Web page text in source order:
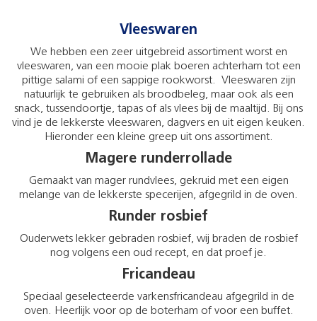
Vleeswaren
We hebben een zeer uitgebreid assortiment worst en
vleeswaren, van een mooie plak boeren achterham tot een
pittige salami of een sappige rookworst. Vleeswaren zijn
natuurlijk te gebruiken als broodbeleg, maar ook als een
snack, tussendoortje, tapas of als vlees bij de maaltijd. Bij ons
vind je de lekkerste vleeswaren, dagvers en uit eigen keuken.
Hieronder een kleine greep uit ons assortiment.
Magere runderrollade
Gemaakt van mager rundvlees, gekruid met een eigen
melange van de lekkerste specerijen, afgegrild in de oven.
Runder rosbief
Ouderwets lekker gebraden rosbief, wij braden de rosbief
nog volgens een oud recept, en dat proef je.
Fricandeau
Speciaal geselecteerde varkensfricandeau afgegrild in de
oven. Heerlijk voor op de boterham of voor een buffet.